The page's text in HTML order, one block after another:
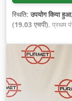
स्थिति:उपयोग किया हुआ
(19.03 एचपी), प्रथम
संख्या:2, संचालन के
ड्राइव,